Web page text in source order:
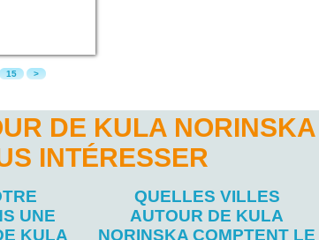
15 >
DE KULA NORINSKA
INTÉRESSER
UNE
KULA
QUELLES VILLES
AUTOUR DE KULA
NORINSKA COMPTENT LE